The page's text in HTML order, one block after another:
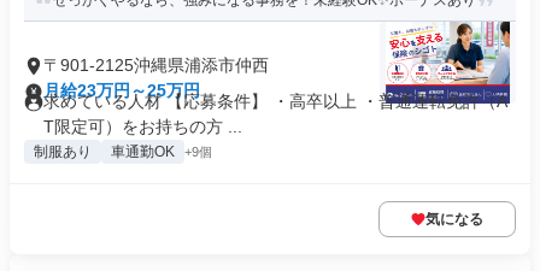
〒901-2125沖縄県浦添市仲西
月給23万円～25万円
求めている人材 【応募条件】 ・高卒以上 ・普通運転免許（A
T限定可）をお持ちの方 ...
制服あり 車通勤OK +9個
気になる